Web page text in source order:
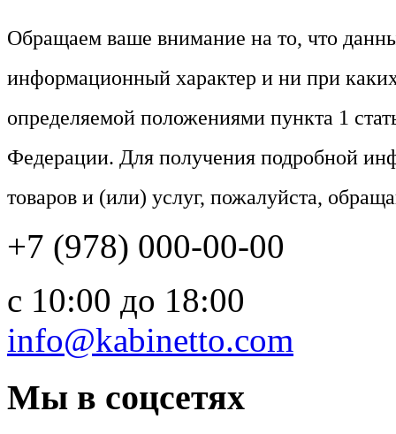
Обращаем ваше внимание на то, что
информационный характер и ни при
определяемой положениями пункта 1
Федерации. Для получения подробной
товаров и (или) услуг, пожалуйста,
+7 (978) 000-00-00
c 10:00 до 18:00
info@kabinetto.com
Мы в соцсетях